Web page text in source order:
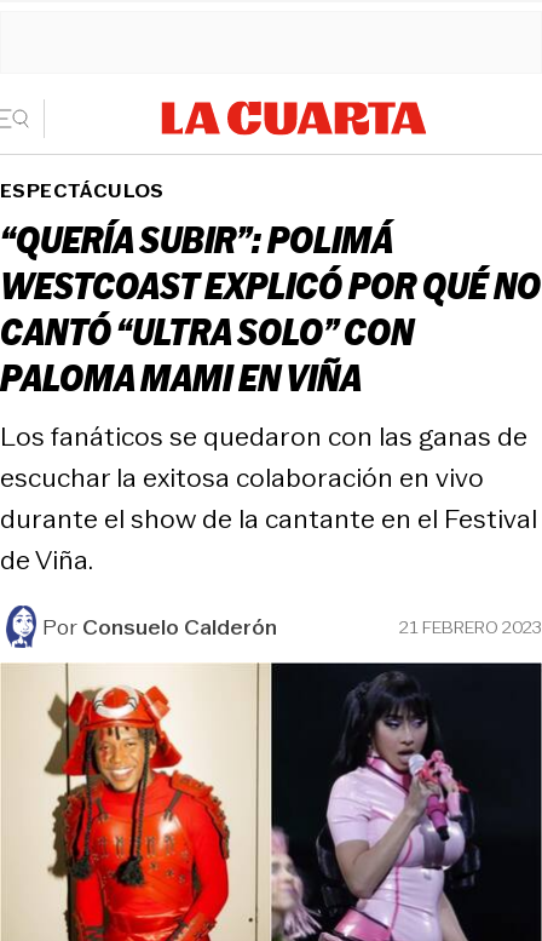
ESPECTÁCULOS
“QUERÍA SUBIR”: POLIMÁ
WESTCOAST EXPLICÓ POR QUÉ NO
CANTÓ “ULTRA SOLO” CON
PALOMA MAMI EN VIÑA
Los fanáticos se quedaron con las ganas de
escuchar la exitosa colaboración en vivo
durante el show de la cantante en el Festival
de Viña.
PorConsuelo Calderón 21 FEBRERO 2023